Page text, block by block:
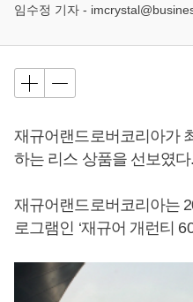
임수정 기자 -
재규어랜드로버코리아가
하는 리스 상품을 선보였다.
재규어랜드로버코리아는
로그램인 ‘재규어 개런티